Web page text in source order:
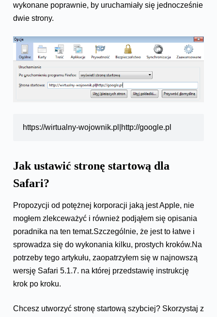
wykonane poprawnie, by uruchamiały się jednocześnie
dwie strony.
https://wirtualny-wojownik.pl|http://google.pl
Jak ustawić stronę startową dla
Safari?
Propozycji od potężnej korporacji jaką jest Apple, nie
mogłem zlekceważyć i również podjąłem się opisania
poradnika na ten temat.Szczególnie, że jest to łatwe i
sprowadza się do wykonania kilku, prostych kroków.Na
potrzeby tego artykułu, zaopatrzyłem się w najnowszą
wersję Safari 5.1.7. na której przedstawię instrukcję
krok po kroku.
Chcesz utworzyć stronę startową szybciej? Skorzystaj z